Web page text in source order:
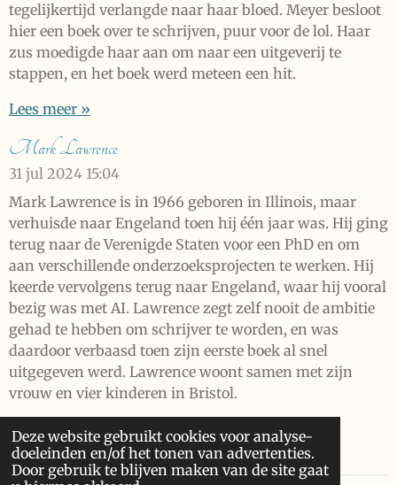
Deze website gebruikt cookies voor analyse-
doeleinden en/of het tonen van advertenties.
Door gebruik te blijven maken van de site gaat
tegelijkertijd verlangde naar haar bloed. Meyer besloot
hier een boek over te schrijven, puur voor de lol. Haar
zus moedigde haar aan om naar een uitgeverij te
stappen, en het boek werd meteen een hit.
Lees meer »
Mark Lawrence
31 jul 2024 15:04
Mark Lawrence is in 1966 geboren in Illinois, maar
verhuisde naar Engeland toen hij één jaar was. Hij ging
terug naar de Verenigde Staten voor een PhD en om
aan verschillende onderzoeksprojecten te werken. Hij
keerde vervolgens terug naar Engeland, waar hij vooral
bezig was met AI. Lawrence zegt zelf nooit de ambitie
gehad te hebben om schrijver te worden, en was
daardoor verbaasd toen zijn eerste boek al snel
uitgegeven werd. Lawrence woont samen met zijn
vrouw en vier kinderen in Bristol.
Lees meer »